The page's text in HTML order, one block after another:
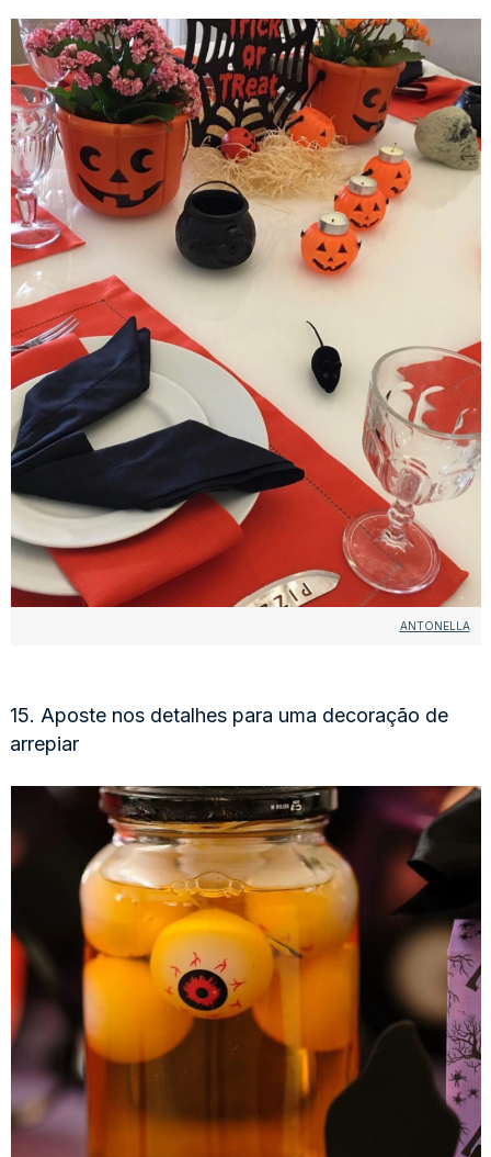
ANTONELLA
15. Aposte nos detalhes para uma decoração de
arrepiar